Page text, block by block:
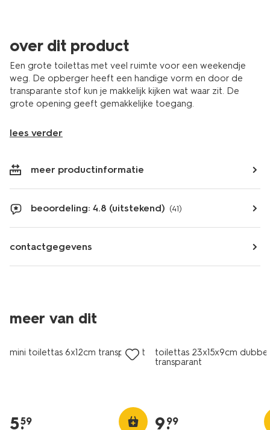
over dit product
Een grote toilettas met veel ruimte voor een weekendje
weg. De opberger heeft een handige vorm en door de
transparante stof kun je makkelijk kijken wat waar zit. De
grote opening geeft gemakkelijke toegang.
lees verder
meer productinformatie
beoordeling: 4.8 (uitstekend) (41)
contactgegevens
meer van dit
mini toilettas 6x12cm transparant
5.
59
toilettas 23x15x9cm
transparant
9.
99